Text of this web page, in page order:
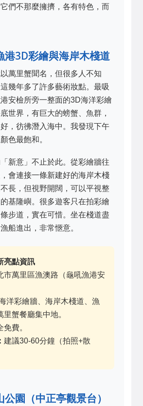
們不那麼擁擠，各有特色，而
港3D彩繪與海岸木棧道
萬里蟹聞名，但很多人不知
幾年多了許多藝術妝點。最吸
安檢所旁一整面的3D海洋彩繪
世界，有巨大的螃蟹、魚群，
，彷彿潛入海中。我發現下午
色最飽和。
新意」不止於此。從彩繪牆往
會連接一條新建好的海岸木棧
長，但視野開闊，可以平視整
基隆嶼。很多遊客只在拍彩繪
步道，實在可惜。坐在棧道盡
船進出，非常愜意。
亮點資訊
市萬里區漁澳路（龜吼漁港安
洋彩繪牆、海岸木棧道、漁
里蟹餐廳集中地。
免費。
建議30-60分鐘（拍照+散
公園（中正亭觀景台）